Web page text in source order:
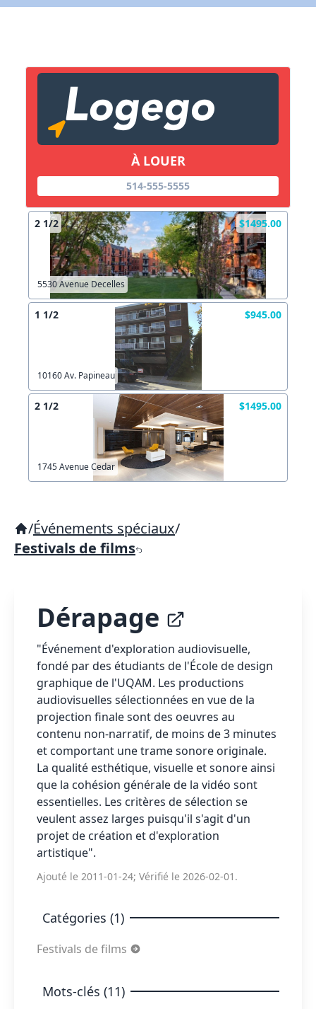
À LOUER
514-555-5555
2 1/2 $1495.00
5530 Avenue Decelles
1 1/2 $945.00
10160 Av. Papineau
2 1/2 $1495.00
1745 Avenue Cedar
/Événements spéciaux/
Festivals de films
Dérapage
"Événement d'exploration audiovisuelle,
fondé par des étudiants de l'École de design
graphique de l'UQAM. Les productions
audiovisuelles sélectionnées en vue de la
projection finale sont des oeuvres au
contenu non-narratif, de moins de 3 minutes
et comportant une trame sonore originale.
La qualité esthétique, visuelle et sonore ainsi
que la cohésion générale de la vidéo sont
essentielles. Les critères de sélection se
veulent assez larges puisqu'il s'agit d'un
projet de création et d'exploration
artistique".
Ajouté le 2011-01-24; Vérifié le 2026-02-01.
Catégories (1)
Festivals de films
Mots-clés (11)
X Fermer
Lien vers inscription (sera inclus dans courriel)
Copier lien
X Fermer Envoyez